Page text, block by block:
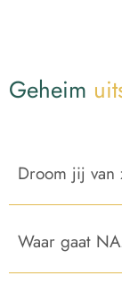
Geheim
Droom jij
Waar gaat